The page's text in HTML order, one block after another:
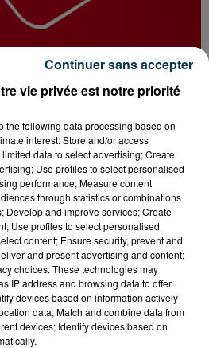
ENFANT DÉCÈDE APRÈS
vie privée est notre priorité
the following data processing based on
interest: Store and/or access
data to select advertising; Create
Use profiles to select personalised
performance; Measure content
through statistics or combinations
Develop and improve services; Create
Use profiles to select personalised
content; Ensure security, prevent and
and present advertising and content;
choices. These technologies may
IP address and browsing data to offer
devices based on information actively
data; Match and combine data from
devices; Identify devices based on
Continuer sans accepter